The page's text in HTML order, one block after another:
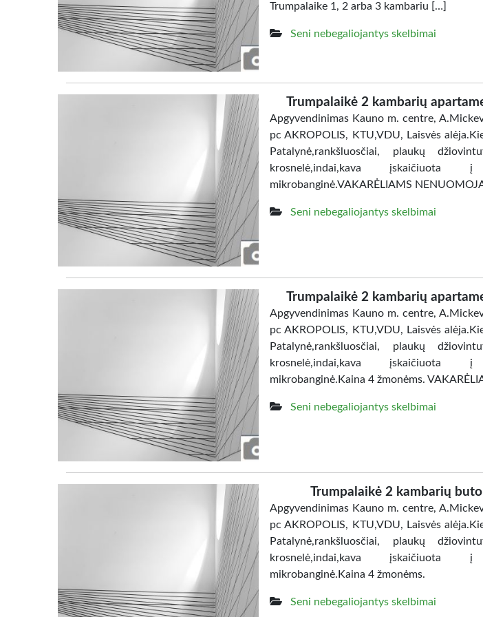
Trumpalaike 1, 2 arba 3 kambariu […]
Seni nebegaliojantys skelbimai
Trumpalaikė 2 kambarių
Apgyvendinimas Kauno m. centre,
pc AKROPOLIS, KTU,VDU, Laisvės
Patalynė,rankšluosčiai, plaukų
krosnelė,indai,kava įskaičiuota į
mikrobanginė.VAKARĖLIAMS
Seni nebegaliojantys skelbimai
Trumpalaikė 2 kambarių
Apgyvendinimas Kauno m. centre,
pc AKROPOLIS, KTU,VDU, Laisvės
Patalynė,rankšluosčiai, plaukų
krosnelė,indai,kava įskaičiuota į
mikrobanginė.Kaina 4 žmonėms.
Seni nebegaliojantys skelbimai
Trumpalaikė 2 kambarių
Apgyvendinimas Kauno m. centre,
pc AKROPOLIS, KTU,VDU, Laisvės
Patalynė,rankšluosčiai, plaukų
krosnelė,indai,kava įskaičiuota į
mikrobanginė.Kaina 4 žmonėms.
Seni nebegaliojantys skelbimai